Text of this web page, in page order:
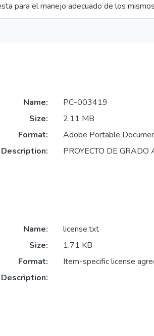
para el manejo adecuado de los
Name:
PC-003419
Size:
2.11 MB
Format:
Adobe Portable
Description:
PROYECTO DE GRADO
Name:
license.txt
Size:
1.71 KB
Format:
Item-specific license
Description: